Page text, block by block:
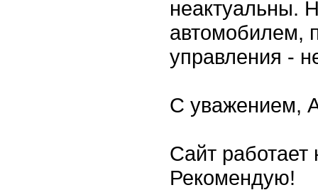
неактуальны.
автомобилем,
управления -
С уважением,
Сайт
Рекомендую!